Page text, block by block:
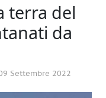
terra del
da
Settembre 2022